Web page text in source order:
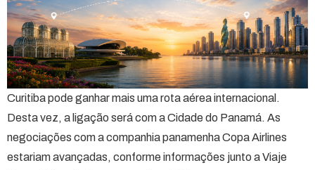
Curitiba pode ganhar mais uma rota aérea internacional.
Desta vez, a ligação será com a Cidade do Panamá. As
negociações com a companhia panamenha Copa Airlines
estariam avançadas, conforme informações junto a Viaje